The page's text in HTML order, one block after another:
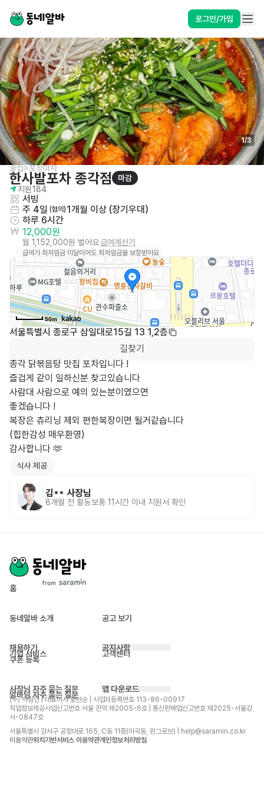
로그인/가입
1/3
술집>포장마차
한사발포차 종각점
마감
지원184
서빙
주 4일 (협의) 1개월 이상 (장기우대)
하루 6시간
12,000원
월 1,152,000원 벌어요급여계산기
급여가 최저임금 미달이어도 최저임금을 보장받아요
50m
서울특별시 종로구 삼일대로15길 13 1,2층
길찾기
종각 닭볶음탕 맛집 포차입니다 !
즐겁게 같이 일하신분 찾고있습니다
사람대 사람으로 예의 있는분이였으면
좋겠습니다 !
복장은 츄리닝 제외 편한복장이면 될거같습니다
(힙한감성 매우환영)
감사합니다 🫶
식사 제공
김** 사장님
8개월 전 활동 보통 11시간 이내 지원서 확인
홈
동네알바 소개 공고 보기
채용하기
기업 서비스
쿠폰 등록
공지사항
고객센터
사장님 자주 묻는 질문
알바님 자주 묻는 질문
앱 다운로드
(주) 사람인 | 대표이사 황현순 | 사업자등록번호 113-86-00917
직업정보제공사업신고번호 서울 관악 제2005-6호 | 통신판매업신고번호 제2025-서울강
서-0847호
서울특별시 강서구 공항대로 165, C동 11층(마곡동, 원그로브) | help@saramin.co.kr
이용약관위치기반서비스 이용약관개인정보처리방침